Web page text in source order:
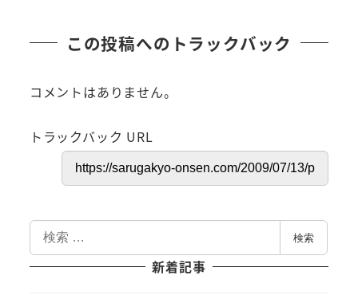
この投稿へのトラックバック
コメントはありません。
トラックバック URL
索
検索
新着記事